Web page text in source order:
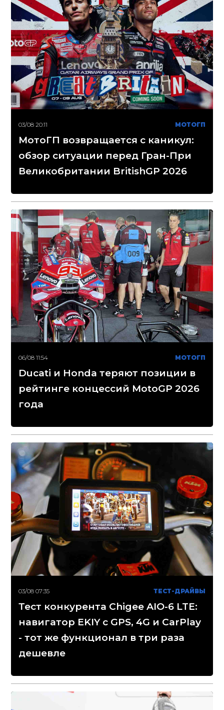
03/08 20:11 МОТОГП
МотоГП возвращается с каникул:
обзор ситуации перед Гран-При
Великобритании BritishGP 2026
06/08 11:54 МОТОГП
Ducati и Honda теряют позиции в
рейтинге концессий MotoGP 2026
года
03/08 07:35 ТЕСТ-ДРАЙВЫ
Тест конкурента Chigee AIO-6 LTE:
навигатор EKIY с GPS, 4G и CarPlay
- тот же функционал в три раза
дешевле